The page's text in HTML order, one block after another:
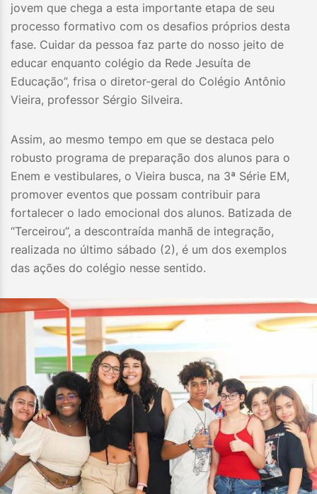
jovem que chega a esta importante etapa de seu
processo formativo com os desafios próprios desta
fase. Cuidar da pessoa faz parte do nosso jeito de
educar enquanto colégio da Rede Jesuíta de
Educação”, frisa o diretor-geral do Colégio Antônio
Vieira, professor Sérgio Silveira.
Assim, ao mesmo tempo em que se destaca pelo
robusto programa de preparação dos alunos para o
Enem e vestibulares, o Vieira busca, na 3ª Série EM,
promover eventos que possam contribuir para
fortalecer o lado emocional dos alunos. Batizada de
“Terceirou”, a descontraída manhã de integração,
realizada no último sábado (2), é um dos exemplos
das ações do colégio nesse sentido.